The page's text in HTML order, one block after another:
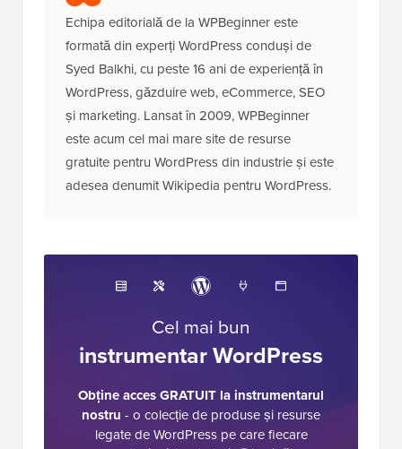
Echipa editorială de la WPBeginner este
formată din experți WordPress conduși de
Syed Balkhi, cu peste 16 ani de experiență în
WordPress, găzduire web, eCommerce, SEO
și marketing. Lansat în 2009, WPBeginner
este acum cel mai mare site de resurse
gratuite pentru WordPress din industrie și este
adesea denumit Wikipedia pentru WordPress.
Cel mai bun
instrumentar WordPress
Obține acces GRATUIT la instrumentarul
nostru - o colecție de produse și resurse
legate de WordPress pe care fiecare